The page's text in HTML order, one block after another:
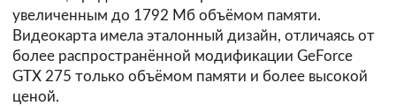
увеличенным до 1792 Мб объёмом памяти.
Видеокарта имела эталонный дизайн, отличаясь от
более распространённой модификации GeForce
GTX 275 только объёмом памяти и более высокой
ценой.